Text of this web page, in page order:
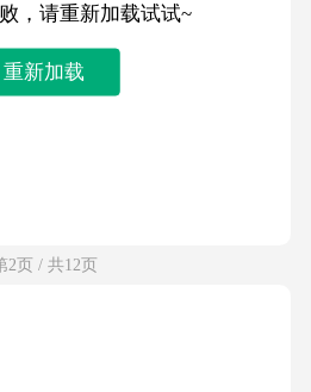
，请重新加载试试~
重新加载
2页 / 共12页